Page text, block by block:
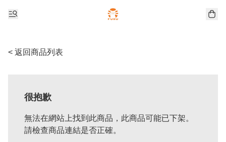
< 返回商品列表
很抱歉
無法在網站上找到此商品，此商品可能已下架。
請檢查商品連結是否正確。